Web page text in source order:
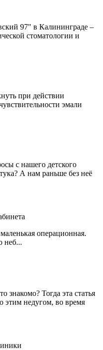
97" в Калининграде –
стоматологии и
при действии
эмали
с нашего детского
А нам раньше без неё
операционная.
неб...
знакомо? Тогда эта статья
этим недугом, во время